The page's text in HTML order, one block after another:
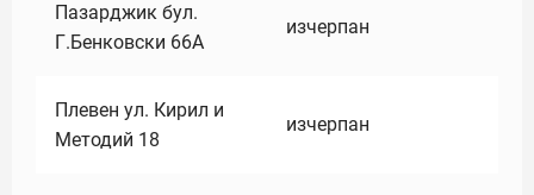
Пазарджик бул.
Г.Бенковски 66А
изчерпан
Плевен ул. Кирил и
Методий 18
изчерпан